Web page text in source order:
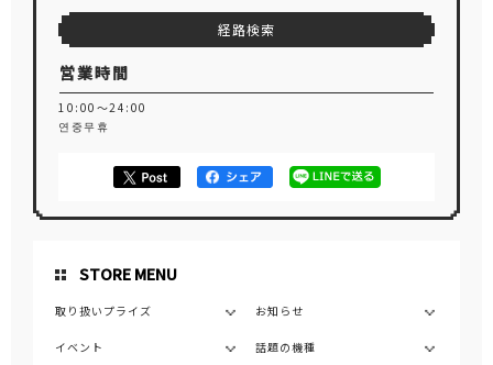
STORE MENU
取り扱いプライズ お知らせ
イベント 話題の機種
経路検索
営業時間
10:00～24:00
연중무휴